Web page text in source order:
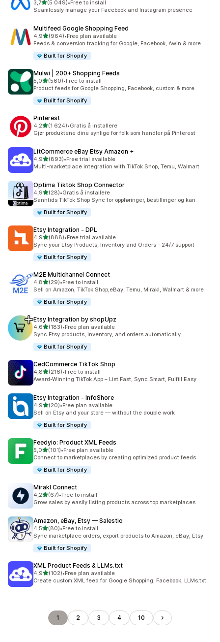
3,7av 5 stjerner
(5 049)
Totalt 5049 omtaler
•Free to install
Seamlessly manage your Facebook and Instagram presence
Multifeed Google Shopping Feed
4,9av 5 stjerner
(964)
Totalt 964 omtaler
•Free plan available
Feeds & conversion tracking for Google, Facebook, Awin & more
Built for Shopify
Mulwi | 200+ Shopping Feeds
5,0av 5 stjerner
(560)
Totalt 560 omtaler
•Free to install
Product feeds for Google Shopping, Facebook, custom & more
Built for Shopify
Pinterest
4,2av 5 stjerner
(1 624)
Totalt 1624 omtaler
•Gratis å installere
Gjør produktene dine synlige for folk som handler på Pinterest
LitCommerce eBay Etsy Amazon +
4,9av 5 stjerner
(893)
Totalt 893 omtaler
•Free trial available
Multi-marketplace integration with TikTok Shop, Temu, Walmart
Optima Tiktok Shop Connector
4,9av 5 stjerner
(28)
Totalt 28 omtaler
•Gratis å installere
Sanntids TikTok Shop Sync for oppføringer, bestillinger og kan
Built for Shopify
Etsy Integration ‑ DPL
4,9av 5 stjerner
(888)
Totalt 888 omtaler
•Free trial available
Sync your Etsy Products, Inventory and Orders - 24/7 support
Built for Shopify
M2E Multichannel Connect
4,8av 5 stjerner
(29)
Totalt 29 omtaler
•Free to install
Sell on Amazon, TikTok Shop,eBay, Temu, Mirakl, Walmart & more
Built for Shopify
Etsy Integration by shopUpz
4,6av 5 stjerner
(183)
Totalt 183 omtaler
•Free plan available
Sync Etsy products, inventory, and orders automatically
Built for Shopify
CedCommerce TikTok Shop
4,8av 5 stjerner
(216)
Totalt 216 omtaler
•Free to install
Award-Winning TikTok App – List Fast, Sync Smart, Fulfill Easy
Etsy Integration ‑ InfoShore
4,9av 5 stjerner
(20)
Totalt 20 omtaler
•Free plan available
Sell on Etsy and your store — without the double work
Built for Shopify
Feedyio: Product XML Feeds
5,0av 5 stjerner
(101)
Totalt 101 omtaler
•Free plan available
Connect to marketplaces by creating optimized product feeds
Built for Shopify
Mirakl Connect
4,2av 5 stjerner
(67)
Totalt 67 omtaler
•Free to install
Grow sales by easily listing products across top marketplaces
Amazon, eBay, Etsy — Salestio
4,5av 5 stjerner
(80)
Totalt 80 omtaler
•Free to install
Sync marketplace orders, export products to Amazon, eBay, Etsy
Built for Shopify
XML Product Feeds & LLMs.txt
4,9av 5 stjerner
(102)
Totalt 102 omtaler
•Free plan available
Create custom XML feed for Google Shopping, Facebook, LLMs.txt
1 2 3 4 10